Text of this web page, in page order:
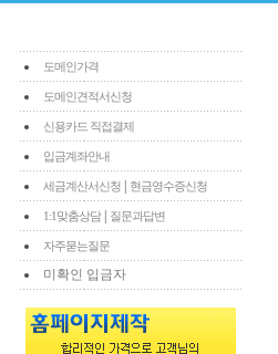
도메인가격
도메인견적서신청
신용카드 직접결제
입금계좌안내
세금계산서신청 현금영수증신청
1:1맞춤상담| 질문과답변
자주묻는질문
미확인 입금자